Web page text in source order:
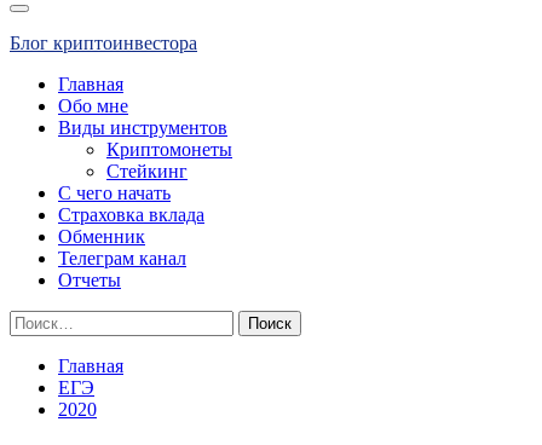
Основное
меню
Блог криптоинвестора
Главная
Обо мне
Виды инструментов
Криптомонеты
Стейкинг
С чего начать
Страховка вклада
Обменник
Телеграм канал
Отчеты
Найти:
Главная
ЕГЭ
2020